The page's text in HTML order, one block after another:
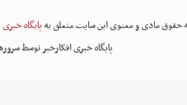
حقوق مادی و معنوی این سایت متعلق بهپایگاه
پایگاه خبری افکارخبر توسط